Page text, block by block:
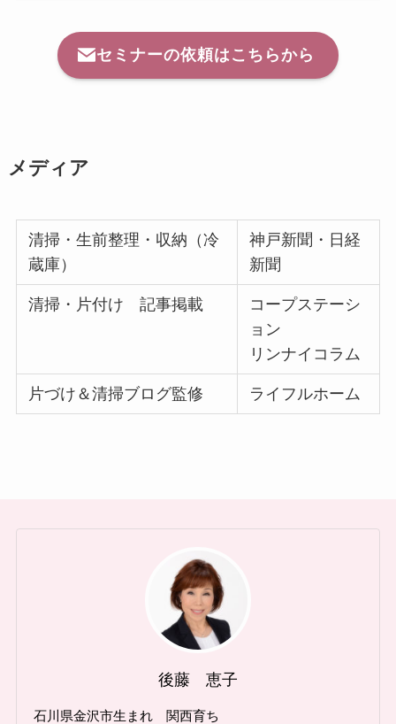
セミナーの依頼はこちらから
メディア
清掃・生前整理・収納（冷
蔵庫）
神戸新聞・日経
新聞
清掃・片付け 記事掲載
コープステーシ
ョン
リンナイコラム
片づけ＆清掃ブログ監修 ライフルホーム
後藤 恵子
石川県金沢市生まれ 関西育ち